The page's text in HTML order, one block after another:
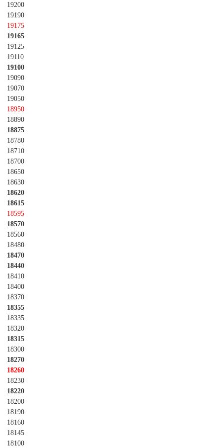
19200
19190
19175
19165
19125
19110
19100
19090
19070
19050
18950
18890
18875
18780
18710
18700
18650
18630
18620
18615
18595
18570
18560
18480
18470
18440
18410
18400
18370
18355
18335
18320
18315
18300
18270
18260
18230
18220
18200
18190
18160
18145
18100